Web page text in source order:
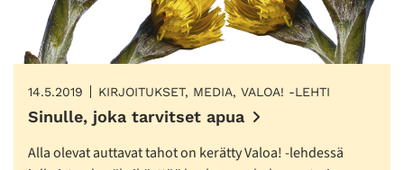
14.5.2019 KIRJOITUKSET, MEDIA, VALOA! -LEHTI
Sinulle, joka tarvitset apua
Alla olevat auttavat tahot on kerätty Valoa! -lehdessä